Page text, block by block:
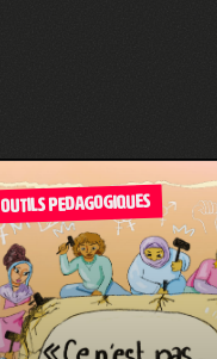
OUTILS PEDAGOGIQUES